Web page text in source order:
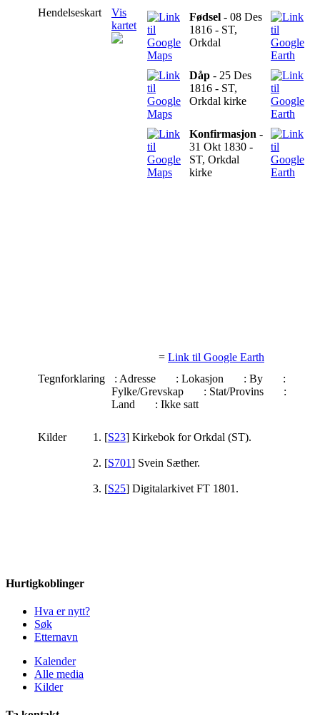
Hendelseskart
Vis
kartet
Fødsel - 08 Des
1816 - ST,
Orkdal
Dåp - 25 Des
1816 - ST,
Orkdal kirke
Konfirmasjon -
31 Okt 1830 -
ST, Orkdal
kirke
= Link til Google Earth
Tegnforklaring
: Adresse : Lokasjon : By
:
Fylke/Grevskap
: Stat/Provins
:
Land
: Ikke satt
Kilder [S23] Kirkebok for Orkdal (ST).
[S701] Svein Sæther.
[S25] Digitalarkivet FT 1801.
Hurtigkoblinger
Hva er nytt?
Søk
Etternavn
Kalender
Alle media
Kilder